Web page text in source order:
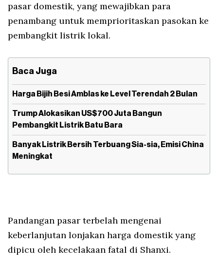
pasar domestik, yang mewajibkan para
penambang untuk memprioritaskan pasokan ke
pembangkit listrik lokal.
Baca Juga
Harga Bijih Besi Amblas ke Level Terendah 2 Bulan
Trump Alokasikan US$700 Juta Bangun
Pembangkit Listrik Batu Bara
Banyak Listrik Bersih Terbuang Sia-sia, Emisi China
Meningkat
Pandangan pasar terbelah mengenai
keberlanjutan lonjakan harga domestik yang
dipicu oleh kecelakaan fatal di Shanxi.